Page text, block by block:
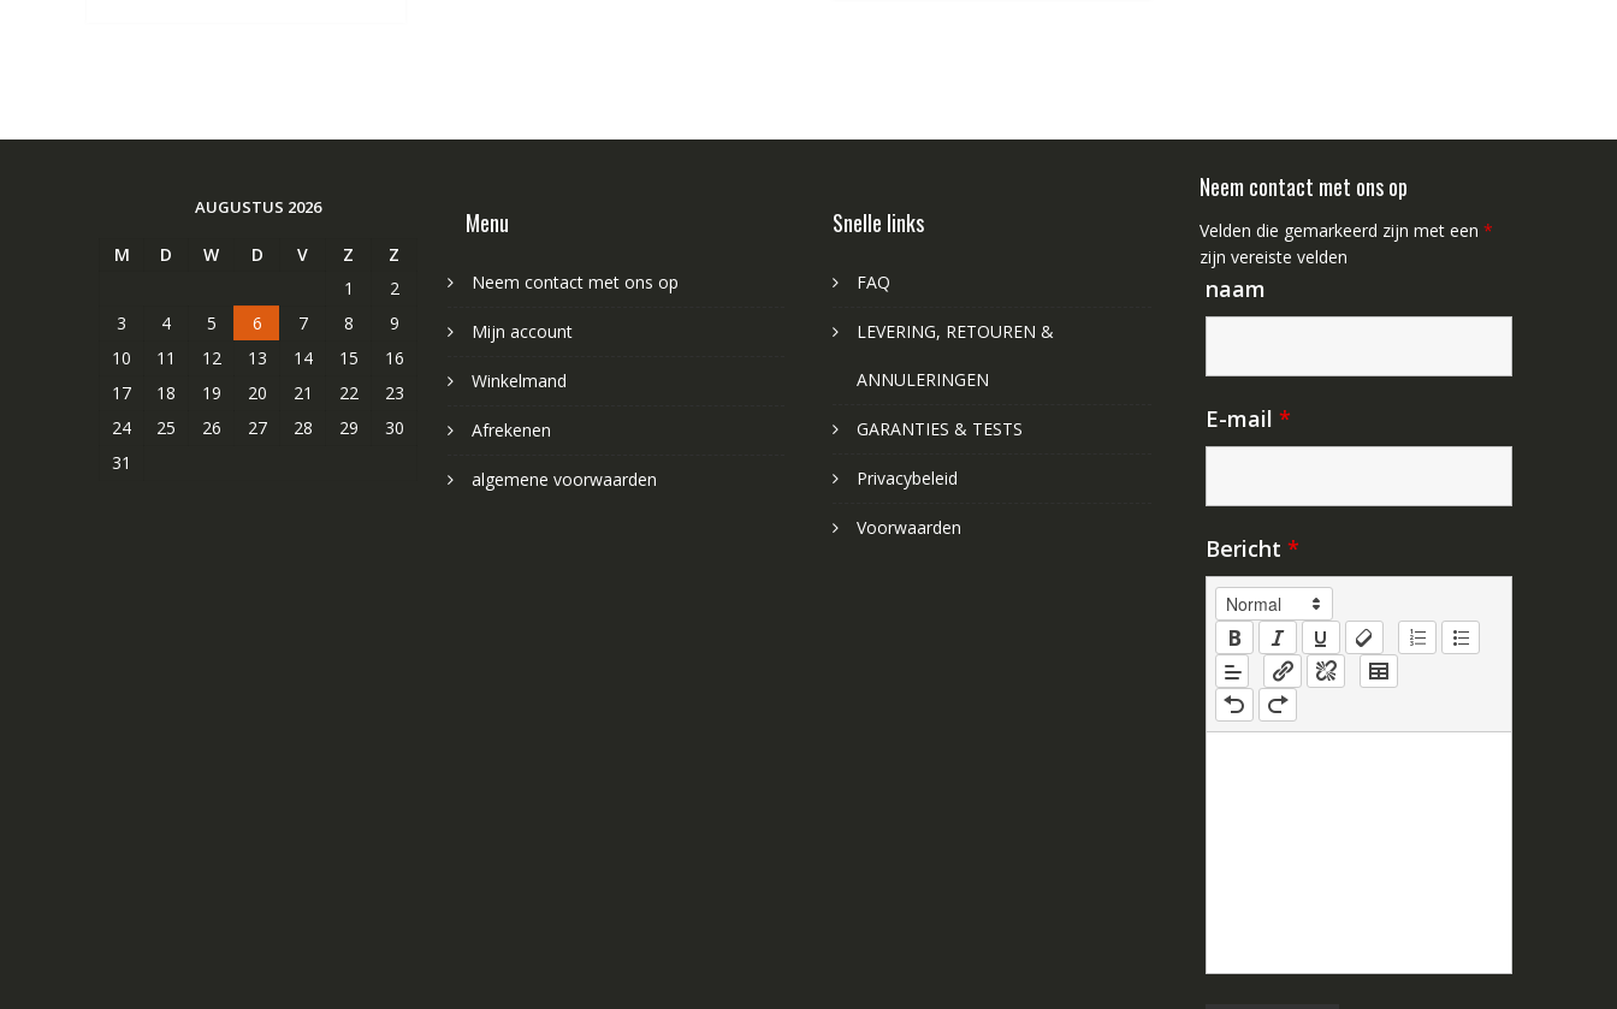
AUGUSTUS 2026
M D W D V Z
Z
1
2
3
4 5 6 7 8
9
10
11 12 13 14 15
16
17
18 19 20 21 22
23
24
25 26 27 28 29
30
31
Menu
Neem contact met ons op
Mijn account
Winkelmand
Afrekenen
algemene voorwaarden
Snelle links
FAQ
LEVERING, RETOUREN &
ANNULERINGEN
GARANTIES & TESTS
Privacybeleid
Voorwaarden
Neem contact met ons op
Velden die gemarkeerd zijn met een *
zijn vereiste velden
naam
E-mail *
Bericht *